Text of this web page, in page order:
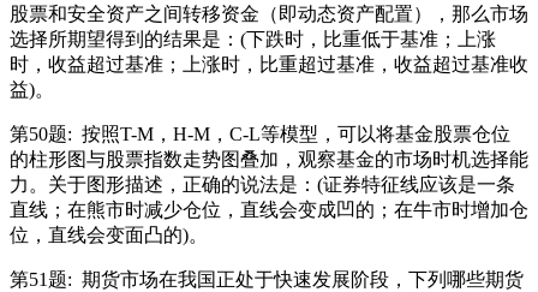
股票和安全资产之间转移资金（即动态资产配置），那么市场
选择所期望得到的结果是：(下跌时，比重低于基准；上涨
时，收益超过基准；上涨时，比重超过基准，收益超过基准收
益)。
第50题: 按照T-M，H-M，C-L等模型，可以将基金股票仓位
的柱形图与股票指数走势图叠加，观察基金的市场时机选择能
力。关于图形描述，正确的说法是：(证券特征线应该是一条
直线；在熊市时减少仓位，直线会变成凹的；在牛市时增加仓
位，直线会变面凸的)。
第51题: 期货市场在我国正处于快速发展阶段，下列哪些期货